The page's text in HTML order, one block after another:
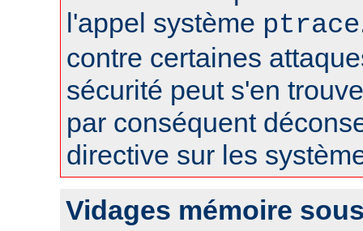
l'appel système ptrace
contre certaines
sécurité peut s'en
par conséquent
directive sur les
Vidages mémoire